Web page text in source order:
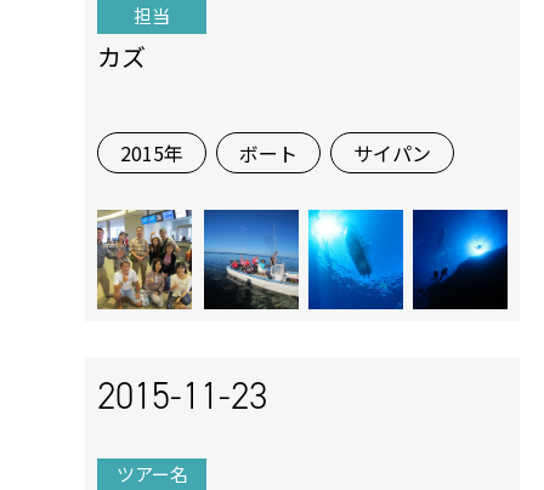
担当
カズ
2015年 ボート サイパン
2015-11-23
ツアー名